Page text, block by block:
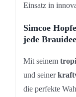
Einsatz in
Simcoe
jede Brauidee
Mit seinem
und seiner
die perfekte